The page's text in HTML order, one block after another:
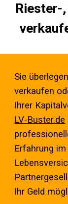
Riester-
Sie
verkaufen
Ihrer
LV-Buster.de
Erfahrung
Ihr Geld